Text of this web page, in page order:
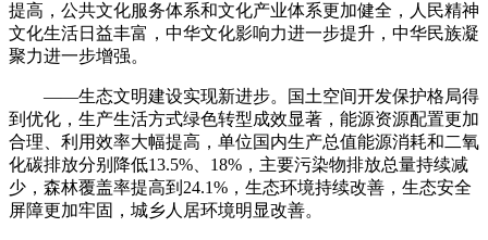
提高，公共文化服务体系和文化产业体系更加健全，人民精神
文化生活日益丰富，中华文化影响力进一步提升，中华民族凝
聚力进一步增强。
——生态文明建设实现新进步。国土空间开发保护格局得
到优化，生产生活方式绿色转型成效显著，能源资源配置更加
合理、利用效率大幅提高，单位国内生产总值能源消耗和二氧
化碳排放分别降低13.5%、18%，主要污染物排放总量持续减
少，森林覆盖率提高到24.1%，生态环境持续改善，生态安全
屏障更加牢固，城乡人居环境明显改善。